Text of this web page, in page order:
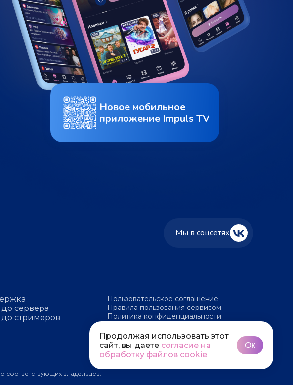
Новое мобильное
приложение Impuls TV
Мы в соцсетях
сервера
до стримеров
Пользовательское соглашение
Правила пользования сервисом
Политика конфиденциальности
владельцев.
Продолжая использовать этот
сайт, вы даете согласие на
обработку файлов cookie
Ок